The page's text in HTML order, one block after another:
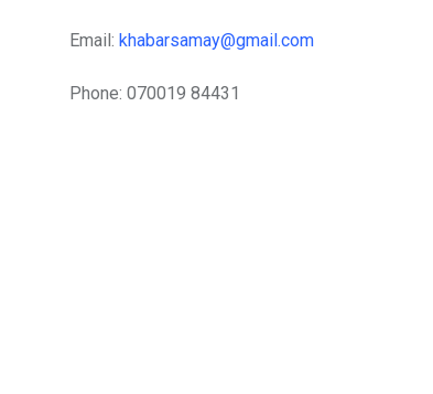
Email: khabarsamay@gmail.com
Phone: 070019 84431